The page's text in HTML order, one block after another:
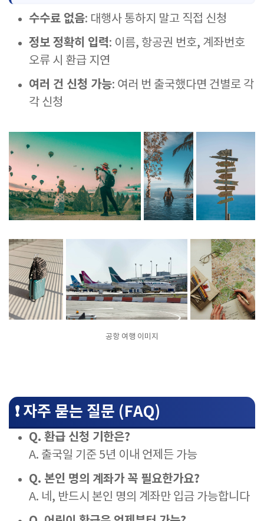
수수료 없음: 대행사 통하지 말고 직접 신청
정보 정확히 입력: 이름, 항공권 번호, 계좌번호
오류 시 환급 지연
여러 건 신청 가능: 여러 번 출국했다면 건별로 각
각 신청
공항 여행 이미지
❗️ 자주 묻는 질문 (FAQ)
Q. 환급 신청 기한은?
A. 출국일 기준 5년 이내 언제든 가능
Q. 본인 명의 계좌가 꼭 필요한가요?
A. 네, 반드시 본인 명의 계좌만 입금 가능합니다